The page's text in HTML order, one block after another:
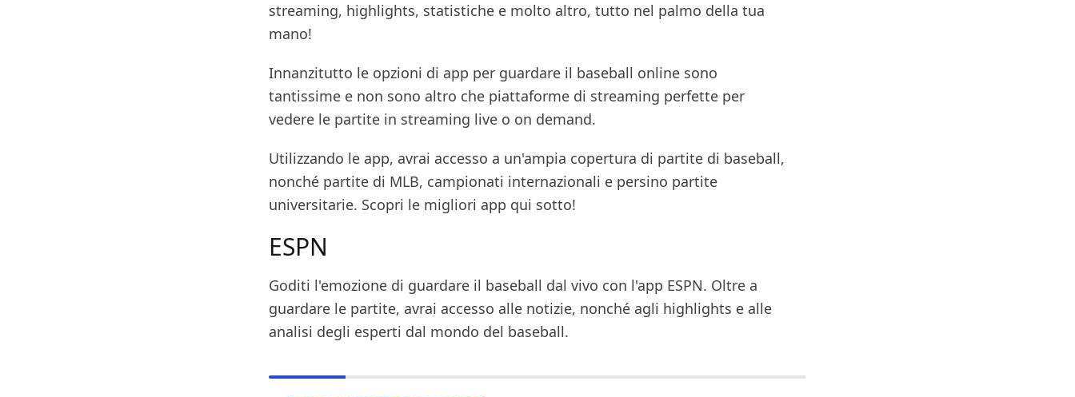
streaming, highlights, statistiche e molto altro, tutto nel palmo della tua
mano!
Innanzitutto le opzioni di app per guardare il baseball online sono
tantissime e non sono altro che piattaforme di streaming perfette per
vedere le partite in streaming live o on demand.
Utilizzando le app, avrai accesso a un'ampia copertura di partite di baseball,
nonché partite di MLB, campionati internazionali e persino partite
universitarie. Scopri le migliori app qui sotto!
ESPN
Goditi l'emozione di guardare il baseball dal vivo con l'app ESPN. Oltre a
guardare le partite, avrai accesso alle notizie, nonché agli highlights e alle
analisi degli esperti dal mondo del baseball.